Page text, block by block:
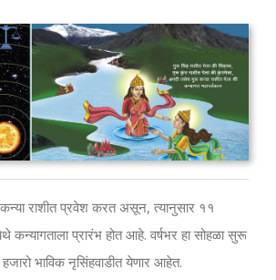
कन्या राशीत प्रवेश करत असून, त्यानुसार ११
कन्यागताला प्रारंभ होत आहे. वर्षभर हा सोहळा सुरू
भाविक नृसिंहवाडीत येणार आहेत.